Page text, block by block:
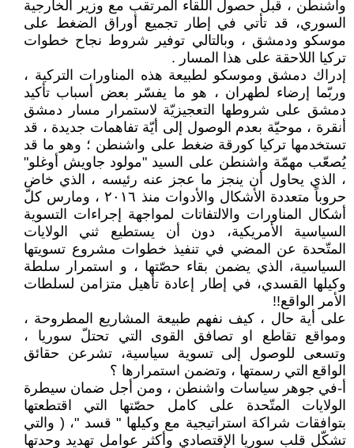
واشنطن ، قبل حصول اللقاء المرتقب مع وزير الخارجية
السوري، قد تأتي في إطار تجميع أوراق الضغط على
موسكو ودمشق ، وبالتالي توفير شروط نجاح خطوات
تركيا اللاحقة على هذا المسار .
إدراك دمشق وموسكو لطبيعة هذه المناورات التركية ،
وربّما إرضاء لطهران ، هو ما يفسّر بعض أسباب تأكيد
دمشق على شروطها التعجيزيّة لاستمرار مسار دمشق
أنقرة ، موحيّة بعدم الوصول إلى أيّة تفاهمات جديدة ، قد
تستخدمها تركيا كورقة ضغط على واشنطن ؛ وهو ما قد
يُصعّب مهمّة واشنطن على السيد "مولود جاويش أوغلو"
، الذي يحاول أن ينجز ما عجز عنه رئيسه ، الذي خاض
حروباً متعددة الأشكال والأدوات منذ ٢٠١٦ ، ومارس كلّ
أشكال المناورات والالتفاتات لمواجهة إجراءات التسوية
السياسية الأمريكية، دون أن يستطيع ثني الولايات
المتّحدة عن المضي في تنفيذ خطوات مشروع تسويتها
السياسية، الذي يضمن بقاء حصّتها ، و استمرار سلطة
وكيلها القسدي، في إطار إعادة تأهيل متزامن لسلطات
الأمر الواقع!!
على أية حال ، كيف نفهم طبيعة المشاريع المطروحة ،
ومواقع تقاطع او تصافق القوى التي تحتلّ سوريا ،
وتسعى للوصول إلى تسوية سياسية، تشرعن حقائق
الواقع التي رسمتها ، وتضمن استمرارها ؟
أ-في جوهر سياسات واشنطن ، ومن أجل ضمان سيطرة
الولايات المتّحدة على كامل حصّتها التي اقتطعتها
بتوافقات شراكة استراتيجية مع وكيلها " قسد "، ( والتي
تشكّل قلب سوريا الإقتصادي وأكثر عوامل تهديد وحدتها